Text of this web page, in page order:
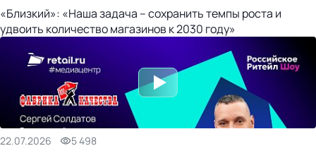
«Близкий»: «Наша задача – сохранить темпы роста и
удвоить количество магазинов к 2030 году»
22.07.2026 5 498